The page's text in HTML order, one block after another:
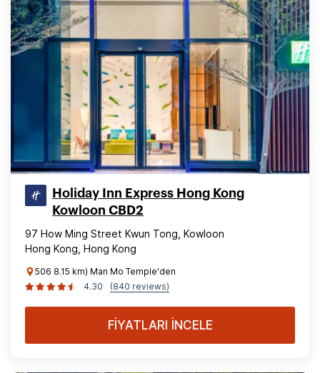
Holiday Inn Express Hong Kong
Kowloon CBD2
97 How Ming Street Kwun Tong, Kowloon
Hong Kong, Hong Kong
506 8.15 km) Man Mo Temple'den
4.30
(840 reviews)
FİYATLARI İNCELE